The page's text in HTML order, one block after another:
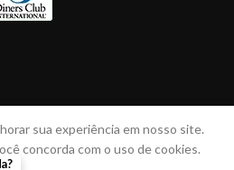
sua experiência em nosso site.
concorda com o uso de cookies.